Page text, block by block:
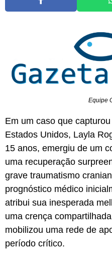
Equipe
Em um caso que
Estados Unidos, Layla
15 anos, emergiu de um
uma recuperação
grave traumatismo
prognóstico médico
atribui sua inesperada
uma crença
mobilizou uma rede de
período crítico.